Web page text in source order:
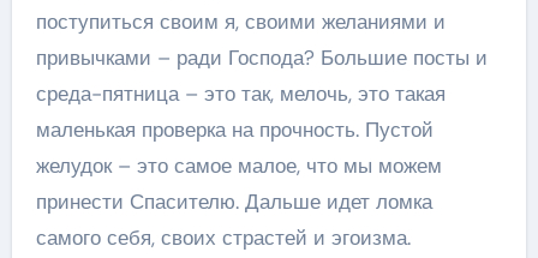
поступиться своим я, своими желаниями и
привычками – ради Господа? Большие посты и
среда-пятница – это так, мелочь, это такая
маленькая проверка на прочность. Пустой
желудок – это самое малое, что мы можем
принести Спасителю. Дальше идет ломка
самого себя, своих страстей и эгоизма.